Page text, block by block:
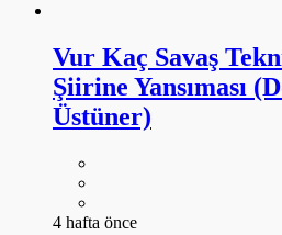
Vur Kaç Savaş
Şiirine Yansıması
Üstüner)
4 hafta önce